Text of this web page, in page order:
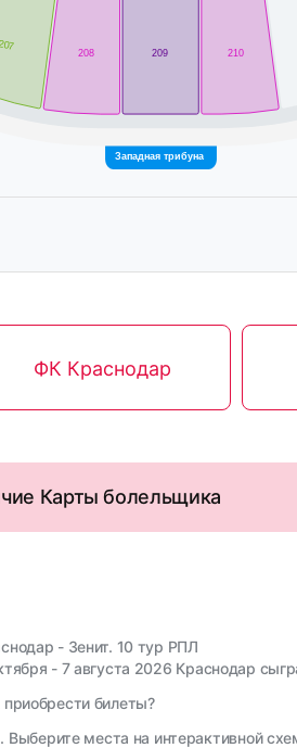
Западная трибуна
209
208 210
ФК Краснодар
Карты болельщика
- Зенит. 10 тур РПЛ
- 7 августа 2026 Краснодар
приобрести билеты?
Выберите места на интерактивной